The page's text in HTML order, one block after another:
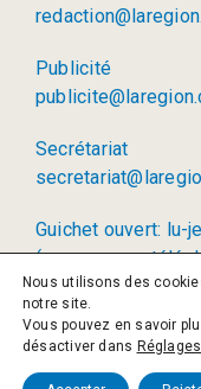
Publicité
Secrétariat
Guichet ouvert: lu-
(permanence
17h00)
© 2026 La Région
Nous utilisons des
notre site.
Vous pouvez en savoir
désactiver dans Réglages